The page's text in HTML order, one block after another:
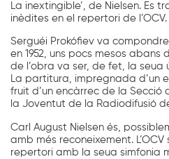
La inextingible’, de Nielsen. Es
inèdites en el repertori de l’OCV.
Serguéi Prokófiev va
en 1952, uns pocs mesos abans
de l’obra va ser, de fet, la seua
La partitura, impregnada d’un
fruit d’un encàrrec de la Secció
la Joventut de la Radiodifusió
Carl August Nielsen és,
amb més reconeixement. L’OCV
repertori amb la seua simfonia